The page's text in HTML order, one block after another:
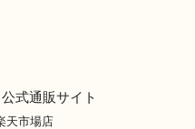
式通販サイト
天市場店